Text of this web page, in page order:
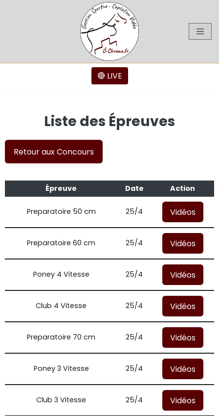
🔴 LIVE
Liste des Épreuves
Retour aux Concours
Épreuve Date Action
Preparatoire 50 cm 25/4 Vidéos
Preparatoire 60 cm 25/4 Vidéos
Poney 4 Vitesse 25/4 Vidéos
Club 4 Vitesse 25/4 Vidéos
Preparatoire 70 cm 25/4 Vidéos
Poney 3 Vitesse 25/4 Vidéos
Club 3 Vitesse 25/4 Vidéos